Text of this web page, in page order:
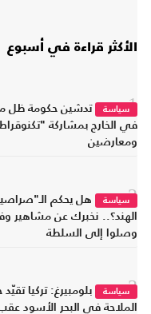
الأكثر قراءة في أسبوع
1سياسة
تدشين حكومة ظل
في الخارج بمشاركة
ومعارضين
2سياسة
هل يحكم
الهند؟.. نخبرك عن مشاهير
وصلوا إلى السلطة
3سياسة
بلومبيرغ: تركيا تقيّد
الملاحة في البحر الأسود